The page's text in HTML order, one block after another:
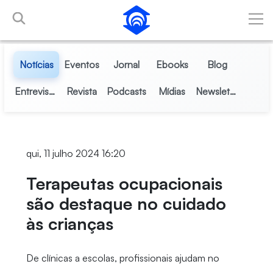
Pular para o Conteúdo principal
Notícias Eventos Jornal Ebooks Blog
Entrevistas Revista Podcasts Mídias Newsletter
qui, 11 julho 2024 16:20
Terapeutas ocupacionais
são destaque no cuidado
às crianças
De clínicas a escolas, profissionais ajudam no